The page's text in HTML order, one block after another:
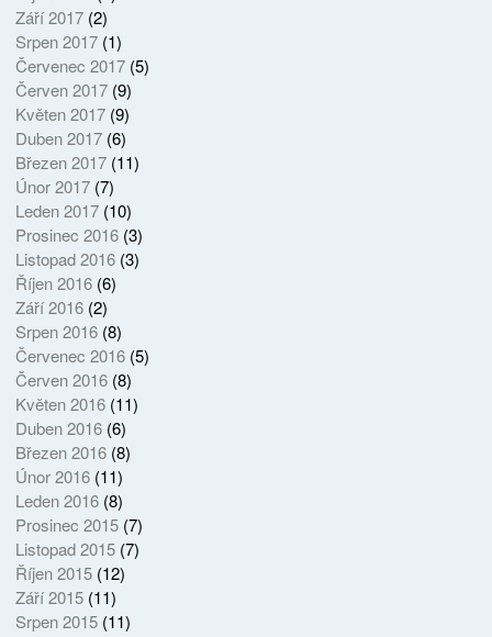
Září 2017(2)
Srpen 2017(1)
Červenec 2017(5)
Červen 2017(9)
Květen 2017(9)
Duben 2017(6)
Březen 2017(11)
Únor 2017(7)
Leden 2017(10)
Prosinec 2016(3)
Listopad 2016(3)
Říjen 2016(6)
Září 2016(2)
Srpen 2016(8)
Červenec 2016(5)
Červen 2016(8)
Květen 2016(11)
Duben 2016(6)
Březen 2016(8)
Únor 2016(11)
Leden 2016(8)
Prosinec 2015(7)
Listopad 2015(7)
Říjen 2015(12)
Září 2015(11)
Srpen 2015(11)